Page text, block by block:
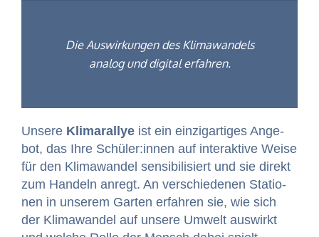
Die Auswirkun­gen des Kli­mawan­dels
ana­log und dig­i­tal erfahren.
Unsere Kli­mar­al­lye ist ein einzi­gar­tiges Ange­
bot, das Ihre Schüler:innen auf inter­ak­tive Weise
für den Kli­mawan­del sen­si­bil­isiert und sie direkt
zum Han­deln anregt. An ver­schiede­nen Sta­tio­
nen in unserem Garten erfahren sie, wie sich
der Kli­mawan­del auf unsere Umwelt auswirkt